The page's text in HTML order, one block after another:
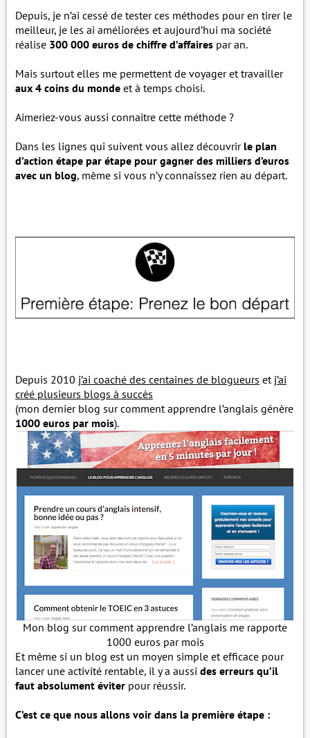
Depuis, je n’ai cessé de tester ces méthodes pour en tirer le
meilleur, je les ai améliorées et aujourd’hui ma société
réalise 300 000 euros de chiffre d’affaires par an.
Mais surtout elles me permettent de voyager et travailler
aux 4 coins du monde et à temps choisi.
Aimeriez-vous aussi connaitre cette méthode ?
Dans les lignes qui suivent vous allez découvrirle plan
d’action étape par étape pour gagner des milliers d’euros
avec un blog, même si vous n’y connaissez rien au départ.
Depuis 2010 j’ai coaché des centaines de blogueurs et j’ai
créé plusieurs blogs à succès
(mon dernier blog sur comment apprendre l’anglais génère
1000 euros par mois).
Mon blog sur comment apprendre l’anglais me rapporte
1000 euros par mois
Et même si un blog est un moyen simple et efficace pour
lancer une activité rentable, il y a aussi des erreurs qu’il
faut absolument éviter pour réussir.
C’est ce que nous allons voir dans la première étape :